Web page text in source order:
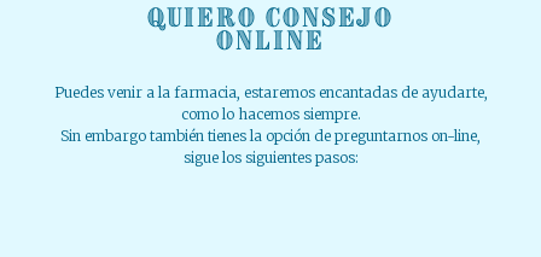
Quiero Consejo
ONLINE
Puedes venir a la farmacia, estaremos encantadas de ayudarte,
como lo hacemos siempre.
Sin embargo también tienes la opción de preguntarnos on-line,
sigue los siguientes pasos: